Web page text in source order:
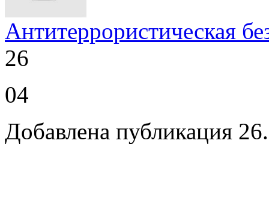
Антитеррористическая
26
04
Добавлена публикация